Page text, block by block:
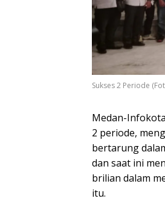
Sukses 2 Periode
Medan-
2 periode,
bertarung
dan saat ini
brilian dalam
itu.